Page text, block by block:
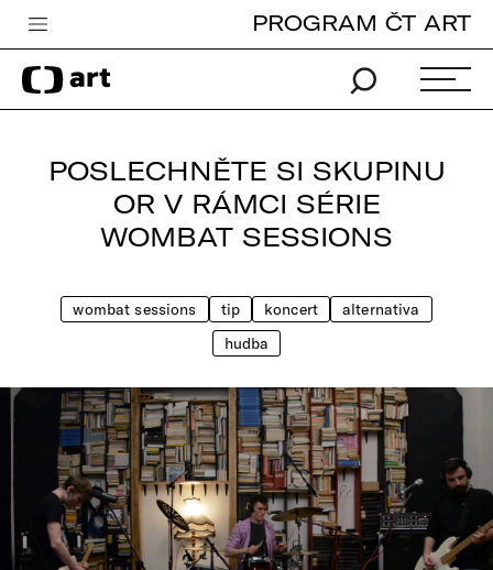
Česká televize
Zpravodajství
TV program
PROGRAM ČT ART
POSLECHNĚTE SI SKUPINU
OR V RÁMCI SÉRIE
WOMBAT SESSIONS
wombat sessions tip koncert
alternativa
hudba